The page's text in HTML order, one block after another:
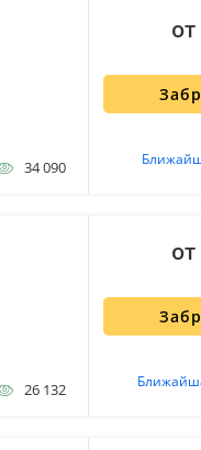
34 090
26 132